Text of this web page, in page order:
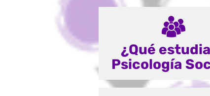
¿Qué
Psicología